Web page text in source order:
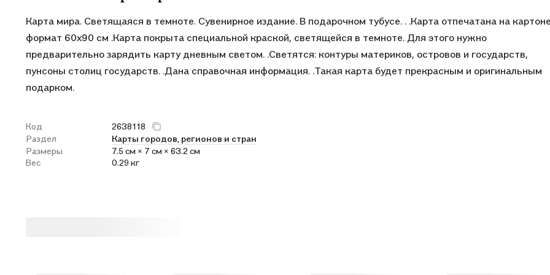
Карта мира. Светящаяся в темноте. Сувенирное издание. В подарочном тубусе. . .Карта отпечатана на
формат 60х90 см .Карта покрыта специальной краской, светящейся в темноте. Для этого нужно
предварительно зарядить карту дневным светом. .Светятся: контуры материков, островов и государств,
пунсоны столиц государств. .Дана справочная информация. .Такая карта будет прекрасным и оригинальным
подарком.
Код
2638118
Раздел
Карты городов, регионов и стран
Размеры
7.5 см × 7 см × 63.2 см
Вес
0.29 кг